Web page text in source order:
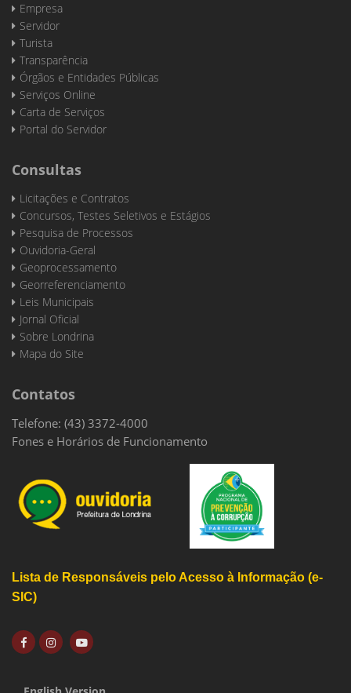
Empresa
Servidor
Turista
Transparência
Órgãos e Entidades Públicas
Serviços Online
Carta de Serviços
Portal do Servidor
Consultas
Licitações e Contratos
Concursos, Testes Seletivos e Estágios
Pesquisa de Processos
Ouvidoria-Geral
Geoprocessamento
Georreferenciamento
Leis Municipais
Jornal Oficial
Sobre Londrina
Mapa do Site
Contatos
Telefone: (43) 3372-4000
Fones e Horários de Funcionamento
Lista de Responsáveis pelo Acesso à Informação (e-
SIC)